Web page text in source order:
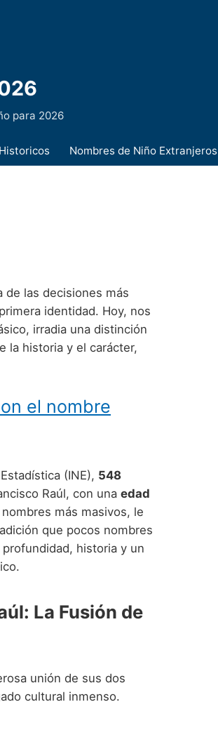
para 2026
Nombres de Niño Extranjeros
las decisiones más
identidad. Hoy, nos
irradia una distinción
la historia y el carácter,
el nombre
(INE), 548
Raúl, con una edad
más masivos, le
que pocos nombres
historia y un
La Fusión de
unión de sus dos
cultural inmenso.